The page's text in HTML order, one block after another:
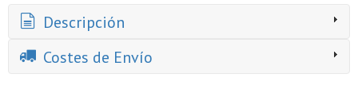
Descripción
Costes de Envío